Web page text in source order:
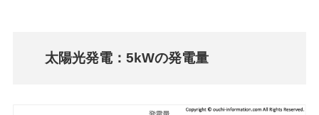
太陽光発電：5kWの発電量